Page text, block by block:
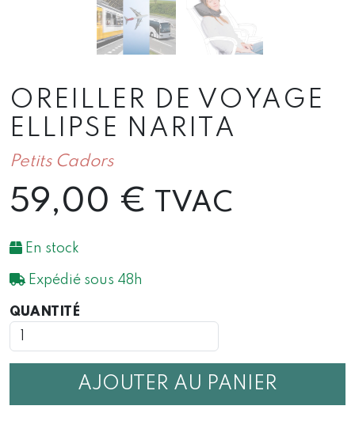
OREILLER DE VOYAGE
ELLIPSE NARITA
Petits Cadors
59,00 € TVAC
En stock
Expédié sous 48h
QUANTITÉ
DE
VOYAGE
AJOUTER AU PANIER